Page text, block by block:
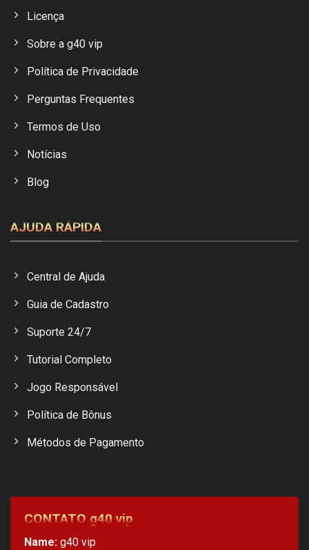
Licença
Sobre a g40 vip
Política de Privacidade
Perguntas Frequentes
Termos de Uso
Notícias
Blog
AJUDA RÁPIDA
Central de Ajuda
Guia de Cadastro
Suporte 24/7
Tutorial Completo
Jogo Responsável
Política de Bônus
Métodos de Pagamento
CONTATO g40 vip
Name: g40 vip